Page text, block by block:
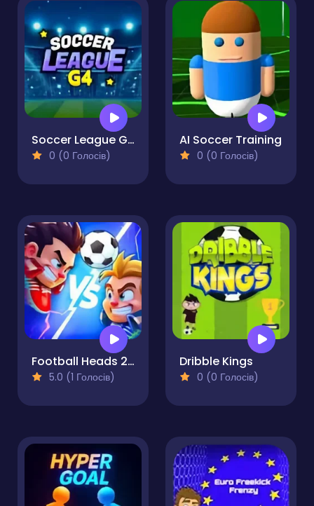
Soccer League G4
0 (0 Голосів)
AI Soccer Training
0 (0 Голосів)
Football Heads 2025
5.0 (1 Голосів)
Dribble Kings
0 (0 Голосів)